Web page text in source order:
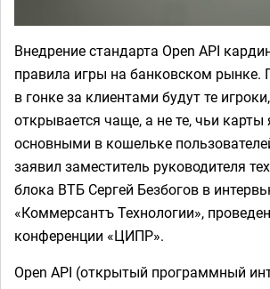
Внедрение стандарта Open API
правила игры на банковском рынке.
в гонке за клиентами будут те
открывается чаще, а не те, чьи карты
основными в кошельке
заявил заместитель руководителя
блока ВТБ Сергей Безбогов в
«Коммерсантъ Технологии»,
конференции «ЦИПР».
Open API (открытый программный